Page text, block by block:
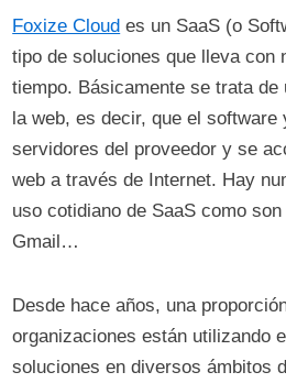
Foxize Cloud es un SaaS (o
tipo de soluciones que lleva con
tiempo. Básicamente se trata
la web, es decir, que el
servidores del proveedor y se
web a través de Internet. Hay
uso cotidiano de SaaS como
Gmail…
Desde hace años, una
organizaciones están utilizando
soluciones en diversos ámbitos